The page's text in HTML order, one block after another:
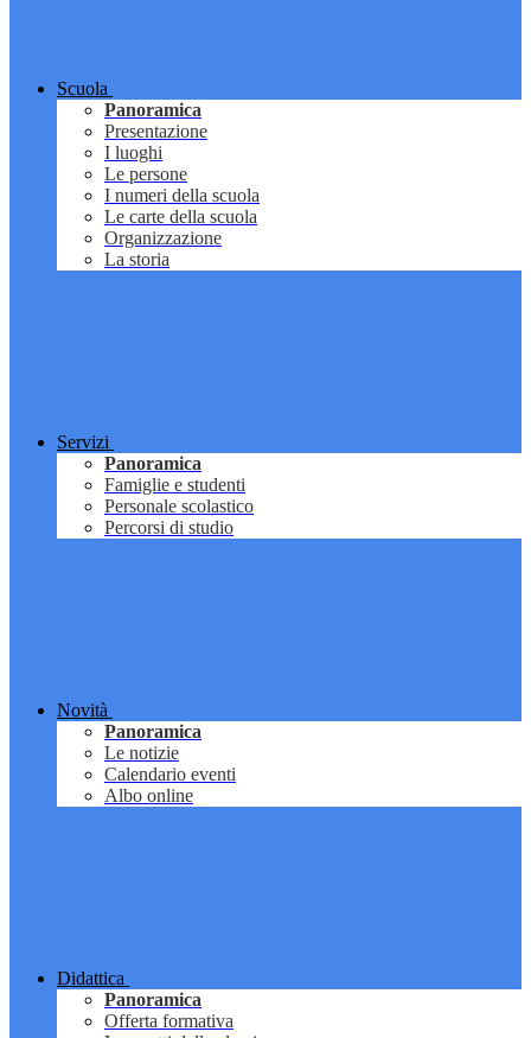
Scuola
Panoramica
Presentazione
I luoghi
Le persone
I numeri della scuola
Le carte della scuola
Organizzazione
La storia
Servizi
Panoramica
Famiglie e studenti
Personale scolastico
Percorsi di studio
Novità
Panoramica
Le notizie
Calendario eventi
Albo online
Didattica
Panoramica
Offerta formativa